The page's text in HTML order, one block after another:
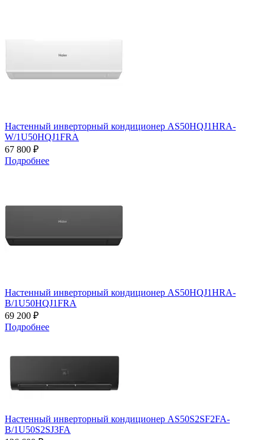
Настенный инверторный кондиционер AS50HQJ1HRA-
W/1U50HQJ1FRA
67 800 ₽
Подробнее
Настенный инверторный кондиционер AS50HQJ1HRA-
B/1U50HQJ1FRA
69 200 ₽
Подробнее
Настенный инверторный кондиционер AS50S2SF2FA-
B/1U50S2SJ3FA